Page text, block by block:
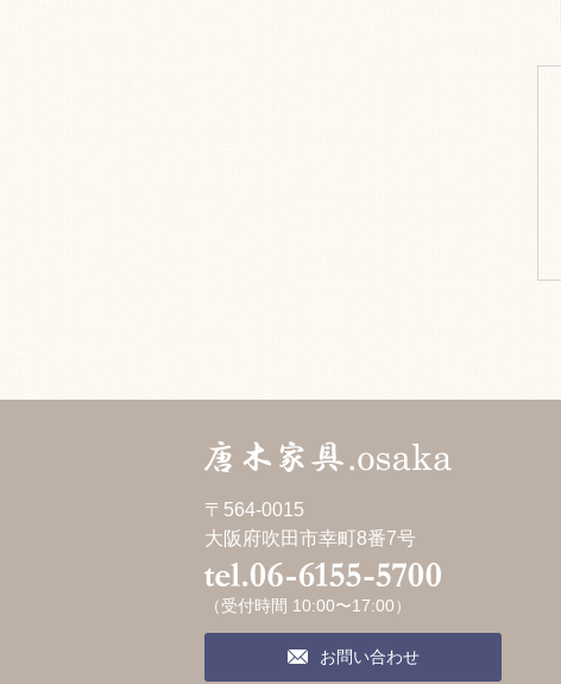
〒564-0015
大阪府吹田市幸町8番7号
（受付時間 10:00〜17:00）
お問い合わせ